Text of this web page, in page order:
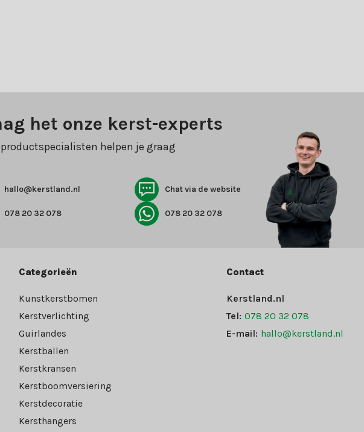
het onze kerst-experts
productspecialisten helpen je graag
hallo@kerstland.nl Chat via de website
078 20 32 078 078 20 32 078
Categorieën
Kunstkerstbomen
Kerstverlichting
Guirlandes
Kerstballen
Kerstkransen
Kerstboomversiering
Kerstdecoratie
Kersthangers
Contact
Kerstland.nl
Tel: 078 20 32 078
E-mail: hallo@kerstland.nl